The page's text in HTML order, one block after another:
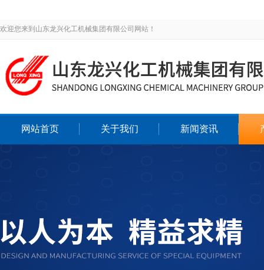
欢迎您来到山东龙兴化工机械集团有限公司网站！
网站首页 关于我们 新闻资讯